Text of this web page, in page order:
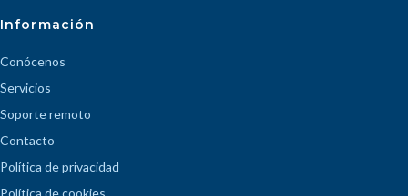
Información
Conócenos
Servicios
Soporte remoto
Contacto
Política de privacidad
Política de cookies